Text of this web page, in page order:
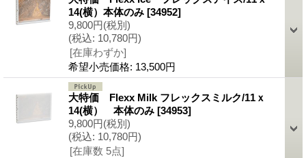
14(横）本体のみ [34952]
9,800円(税別)
(税込: 10,780円)
[在庫わずか]
希望小売価格: 13,500円
大特価 Flexx Milk フレックスミルク/11ｘ
14(横） 本体のみ [34953]
9,800円(税別)
(税込: 10,780円)
[在庫数 5点]